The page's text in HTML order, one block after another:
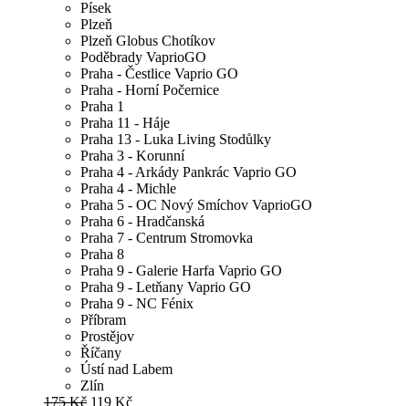
Písek
Plzeň
Plzeň Globus Chotíkov
Poděbrady VaprioGO
Praha - Čestlice Vaprio GO
Praha - Horní Počernice
Praha 1
Praha 11 - Háje
Praha 13 - Luka Living Stodůlky
Praha 3 - Korunní
Praha 4 - Arkády Pankrác Vaprio GO
Praha 4 - Michle
Praha 5 - OC Nový Smíchov VaprioGO
Praha 6 - Hradčanská
Praha 7 - Centrum Stromovka
Praha 8
Praha 9 - Galerie Harfa Vaprio GO
Praha 9 - Letňany Vaprio GO
Praha 9 - NC Fénix
Příbram
Prostějov
Říčany
Ústí nad Labem
Zlín
175 Kč 119 Kč